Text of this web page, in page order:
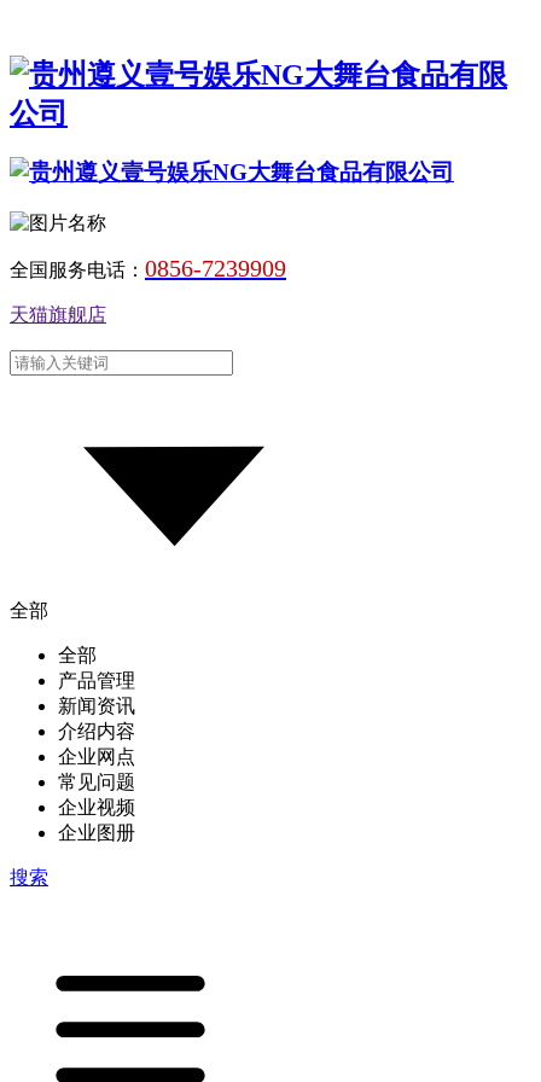
全国服务电话： 0856-7239909
天猫旗舰店
全部
全部
产品管理
新闻资讯
介绍内容
企业网点
常见问题
企业视频
企业图册
搜索